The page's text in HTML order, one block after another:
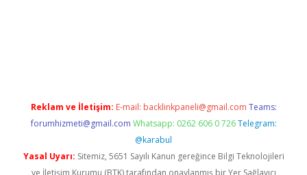
Reklam ve İletişim: E-mail: backlinkpaneli@gmail.com Teams:
forumhizmeti@gmail.com Whatsapp: 0262 606 0 726 Telegram:
@karabul
Yasal Uyarı: Sitemiz, 5651 Sayılı Kanun gereğince Bilgi Teknolojileri
ve İletişim Kurumu (BTK) tarafından onaylanmış bir Yer Sağlayıcı